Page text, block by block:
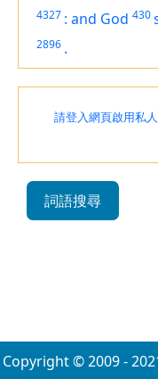
4327 : and God 430
2896 .
請登入網頁啟用私人
詞語搜尋
Copyright © 2009 -